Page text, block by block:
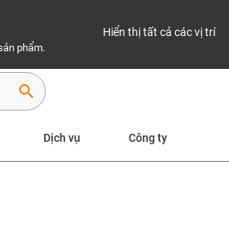
phẩm.
Hiển thị tất cả các vị trí
search
Dịch vụ Công ty